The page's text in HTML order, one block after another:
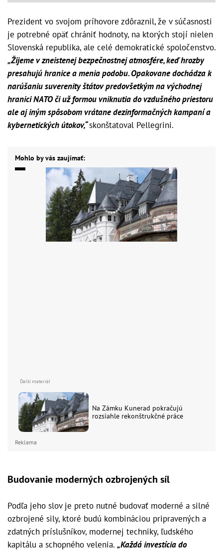
Prezident vo svojom príhovore zdôraznil, že v súčasnosti
je potrebné opäť chrániť hodnoty, na ktorých stojí nielen
Slovenská republika, ale celé demokratické spoločenstvo.
„Žijeme v zneistenej bezpečnostnej atmosfére, keď hrozby
presahujú hranice a menia podobu. Opakovane dochádza k
narúšaniu suverenity štátov predovšetkým na východnej
hranici NATO či už formou vniknutia do vzdušného priestoru
ale aj iným spôsobom vrátane dezinformačných kampaní a
kybernetických útokov,“skonštatoval Pellegrini.
Mohlo by vás zaujímať:
Na Zámku Kunerad pokračujú
rozsiahle rekonštrukčné práce
Reklama
Budovanie moderných ozbrojených síl
Podľa jeho slov je preto nutné budovať moderné a silné
ozbrojené sily, ktoré budú kombináciou pripravených a
zdatných príslušníkov, modernej techniky, ľudského
kapitálu a schopného velenia. „Každá investícia do